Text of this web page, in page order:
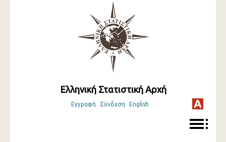
Ελληνική Στατιστική Αρχή
Εγγραφή Σύνδεση English